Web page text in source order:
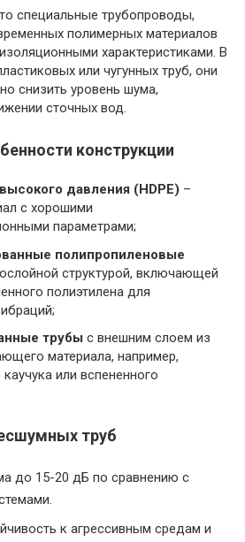
специальные трубопроводы,
полимерных материалов
характеристиками. В
или чугунных труб, они
снизить уровень шума,
сточных вод.
конструкции
давления (HDPE) –
с хорошими
параметрами;
полипропиленовые
структурой, включающей
полиэтилена для
трубы с внешним слоем из
материала, например,
или вспененного
труб
до 15-20 дБ по сравнению с
к агрессивным средам и